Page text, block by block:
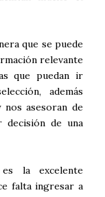
que se puede
relevante
que puedan ir
además
asesoran de
decisión de una
la excelente
falta ingresar a